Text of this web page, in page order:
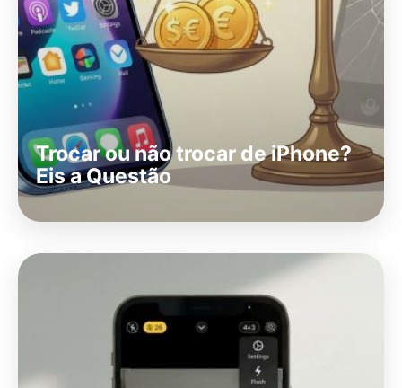
Trocar ou não trocar de iPhone?
Eis a Questão